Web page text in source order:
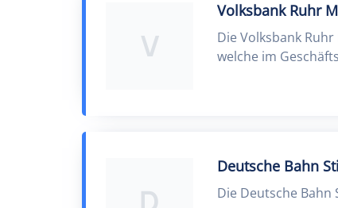
V
Volksbank Ruhr
Die Volksbank
welche im
Deutsche Bahn
Die Deutsche